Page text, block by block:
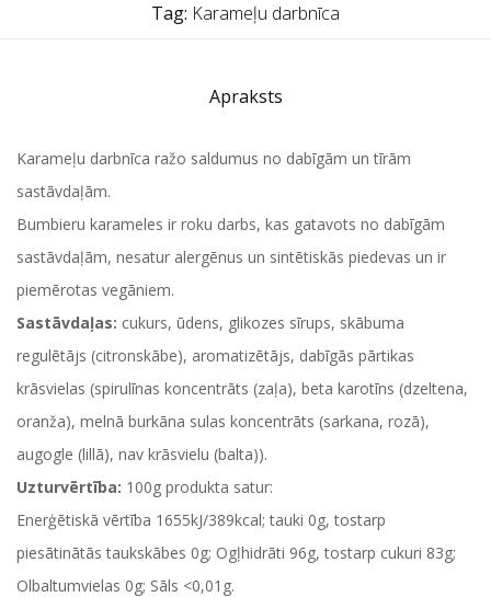
Tag: Karameļu darbnīca
Apraksts
Karameļu darbnīca ražo saldumus no dabīgām un tīrām
sastāvdaļām.
Bumbieru karameles ir roku darbs, kas gatavots no dabīgām
sastāvdaļām, nesatur alergēnus un sintētiskās piedevas un ir
piemērotas vegāniem.
Sastāvdaļas: cukurs, ūdens, glikozes sīrups, skābuma
regulētājs (citronskābe), aromatizētājs, dabīgās pārtikas
krāsvielas (spirulīnas koncentrāts (zaļa), beta karotīns (dzeltena,
oranža), melnā burkāna sulas koncentrāts (sarkana, rozā),
augogle (lillā), nav krāsvielu (balta)).
Uzturvērtība: 100g produkta satur:
Enerģētiskā vērtība 1655kJ/389kcal; tauki 0g, tostarp
piesātinātās taukskābes 0g; Ogļhidrāti 96g, tostarp cukuri 83g;
Olbaltumvielas 0g; Sāls <0,01g.